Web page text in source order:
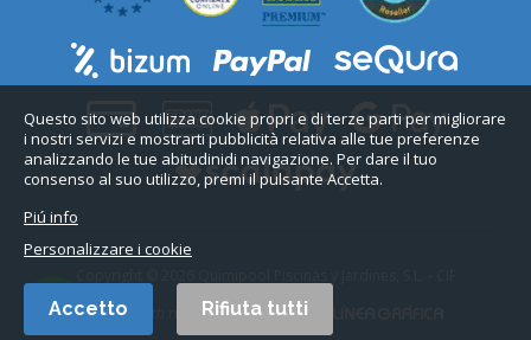
Questo sito web utilizza cookie propri e di terze parti per migliorare
i nostri servizi e mostrarti pubblicità relativa alle tue preferenze
analizzando le tue abitudinidi navigazione. Per dare il tuo
consenso al suo utilizzo, premi il pulsante Accetta.
Piú info
Personalizzare i cookie
Rifiuta tutti
AccettoTutti i diritti riservati. Web design: